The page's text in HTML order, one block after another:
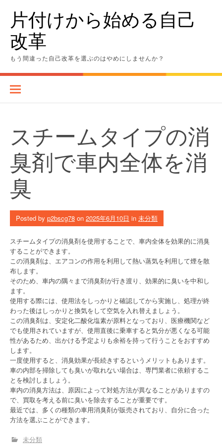
content片付けから始める自己
改革
もう間違った自己改革を選ぶのはやめにしませんか？
スチームタイプの消
臭剤で車内全体を消
臭
Posted by p2bscg78 on 2025年6月10日 in 未分類
スチームタイプの消臭剤を使用することで、車内全体を効果的に消臭
することができます。
この消臭剤は、エアコンの作用を利用して熱い蒸気を利用して煙を散
布します。
そのため、車内の隅々まで消臭剤が行き渡り、効果的に臭いを中和し
ます。
使用する際には、使用法をしっかりと確認してから実施し、処理が終
わった後はしっかりと換気をして空気を入れ替えましょう。
この消臭剤は、安定化二酸化塩素が原料となっており、医療機関など
でも使用されていますが、使用直後に乗車すると気分が悪くなる可能
性があるため、出かける予定よりも余裕を持って行うことをおすすめ
します。
一度使用すると、消臭効果が長続きするというメリットもあります。
車の内部を掃除しても臭いが取れない場合は、専門業者に依頼するこ
とを検討しましょう。
車内の消臭方法は、原因によって対処方法が異なることがありますの
で、買取を考える前に臭いを除去することが重要です。
最近では、多くの種類の車用消臭剤が販売されており、自分に合った
方法を選ぶことができます。
未分類